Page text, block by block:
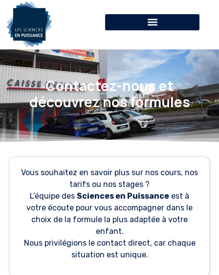
Contactez-nouset
découvrez nos formules
Vous souhaitez en savoir plus sur nos cours, nos
tarifs ou nos stages ?
L’équipe des Sciences en Puissance est à
votre écoute pour vous accompagner dans le
choix de la formule la plus adaptée à votre
enfant.
Nous privilégions le contact direct, car chaque
situation est unique.